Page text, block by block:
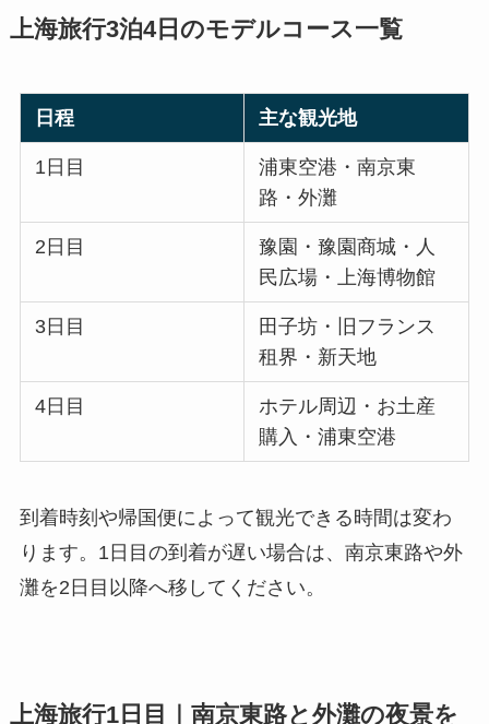
上海旅行3泊4日のモデルコース一覧
日程 主な観光地
1日目
浦東空港・南京東
路・外灘
2日目
豫園・豫園商城・人
民広場・上海博物館
3日目
田子坊・旧フランス
租界・新天地
4日目
ホテル周辺・お土産
購入・浦東空港
到着時刻や帰国便によって観光できる時間は変わ
ります。1日目の到着が遅い場合は、南京東路や外
灘を2日目以降へ移してください。
上海旅行1日目｜南京東路と外灘の夜景を